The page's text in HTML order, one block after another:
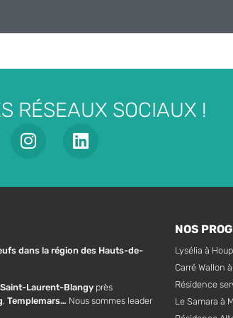
RÉSEAUX SOCIAUX !
dans la région des Hauts-de-
Saint-Laurent-Blangy près
, Templemars… Nous sommes leader
NOS
Lysélia à
Carré Wallon
Résidence
Le Samara à